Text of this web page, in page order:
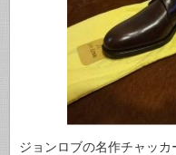
ジョンロブの名作チャッ